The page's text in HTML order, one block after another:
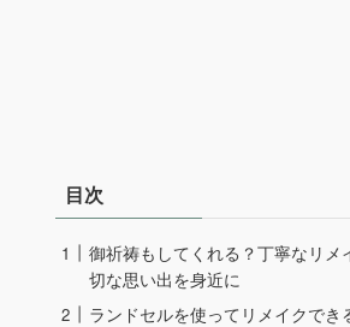
目次
御祈祷もしてくれる？丁寧なリメ
切な思い出を身近に
ランドセルを使ってリメイクでき